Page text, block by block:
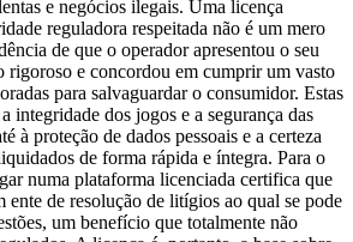
e negócios ilegais. Uma licença
reguladora respeitada não é um mero
de que o operador apresentou o seu
rigoroso e concordou em cumprir um vasto
para salvaguardar o consumidor. Estas
integridade dos jogos e a segurança das
à proteção de dados pessoais e a certeza
de forma rápida e íntegra. Para o
numa plataforma licenciada certifica que
ente de resolução de litígios ao qual se pode
um benefício que totalmente não